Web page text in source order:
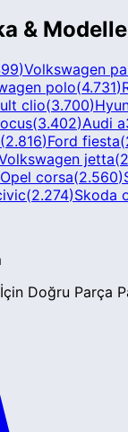
&
)Volkswagen
polo(4.731)
clio(3.700)
(3.402)Audi
(2.816)Ford fiesta(
jetta(
Opel corsa(2.560)
(2.274)Skoda
Doğru Parça